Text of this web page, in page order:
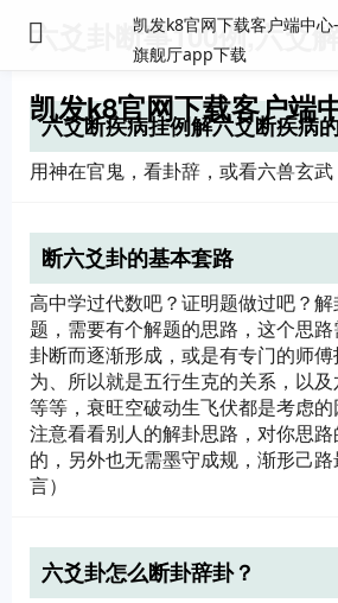
凯发k8官网下载客户端中
旗舰厅app下载
六爻卦断事100例,六爻
凯发k8官网下载客户端
六爻断疾病挂例解六爻断疾病
用神在官鬼，看卦辞，或看六兽玄武
断六爻卦的基本套路
高中学过代数吧？证明题做过吧？
题，需要有个解题的思路，这个思
卦断而逐渐形成，或是有专门的师
为、所以就是五行生克的关系，以
等等，衰旺空破动生飞伏都是考虑
注意看看别人的解卦思路，对你思
的，另外也无需墨守成规，渐形己
言）
六爻卦怎么断卦辞卦？